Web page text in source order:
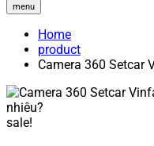
menu
Home
product
Camera 360 Setcar
sale!